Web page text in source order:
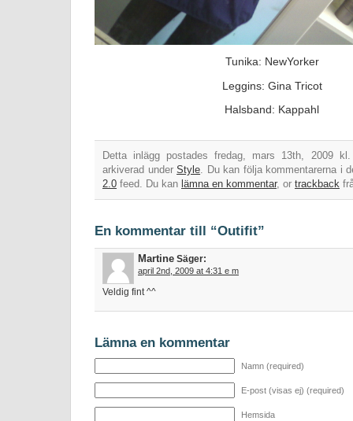
Tunika: NewYorker
Leggins: Gina Tricot
Halsband: Kappahl
Detta inlägg postades fredag, mars 13th, 2009
arkiverad underStyle. Du kan följa kommentarerna i
2.0 feed. Du kan lämna en kommentar, or trackback
En kommentar till “Outifit”
Martine Säger:
april 2nd, 2009 at 4:31 e m
Veldig fint ^^
Lämna en kommentar
Namn (required)
E-post (visas ej) (required)
Hemsida